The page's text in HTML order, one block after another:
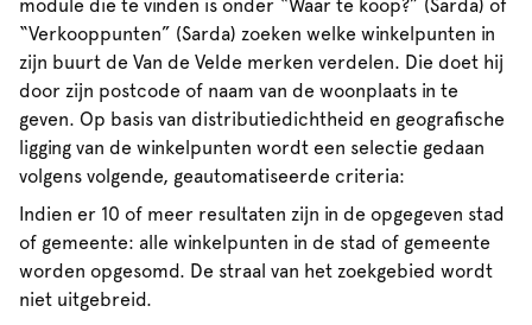
module die te vinden is onder “Waar te koop?” (Sarda) of
“Verkooppunten” (Sarda) zoeken welke winkelpunten in
zijn buurt de Van de Velde merken verdelen. Die doet hij
door zijn postcode of naam van de woonplaats in te
geven. Op basis van distributiedichtheid en geografische
ligging van de winkelpunten wordt een selectie gedaan
volgens volgende, geautomatiseerde criteria:
Indien er 10 of meer resultaten zijn in de opgegeven stad
of gemeente: alle winkelpunten in de stad of gemeente
worden opgesomd. De straal van het zoekgebied wordt
niet uitgebreid.